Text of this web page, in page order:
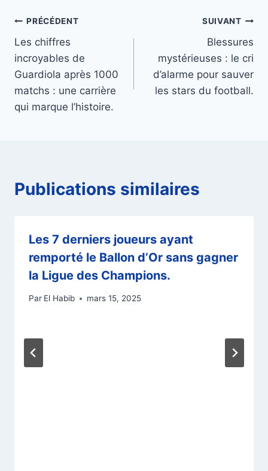
Navigation
de
l’article
PRÉCÉDENT
Les chiffres
incroyables de
Guardiola après 1000
matchs : une carrière
qui marque l’histoire.
SUIVANT
Blessures
mystérieuses : le cri
d’alarme pour sauver
les stars du football.
Publications similaires
Les 7 derniers joueurs ayant
remporté le Ballon d’Or sans gagner
la Ligue des Champions.
Par El Habib mars 15, 2025